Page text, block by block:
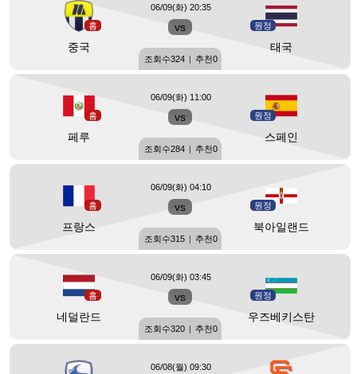
홈
중국
vs 원정
태국
06/09(화) 20:35
조회수324 | 추천0
홈
페루
vs 원정
스페인
06/09(화) 11:00
조회수284 | 추천0
홈
프랑스
vs 원정
북아일랜드
06/09(화) 04:10
조회수315 | 추천0
홈
네덜란드
vs 원정
우즈베키스탄
06/09(화) 03:45
조회수320 | 추천0
06/08(월) 09:30